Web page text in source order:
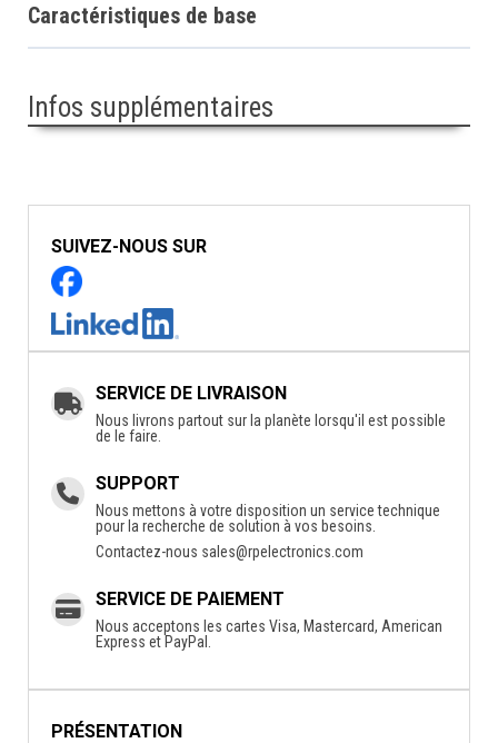
Caractéristiques de base
Infos supplémentaires
SUIVEZ-NOUS SUR
SERVICE DE LIVRAISON
Nous livrons partout sur la planète lorsqu'il est possible
de le faire.
SUPPORT
Nous mettons à votre disposition un service technique
pour la recherche de solution à vos besoins.
Contactez-nous sales@rpelectronics.com
SERVICE DE PAIEMENT
Nous acceptons les cartes Visa, Mastercard, American
Express et PayPal.
PRÉSENTATION